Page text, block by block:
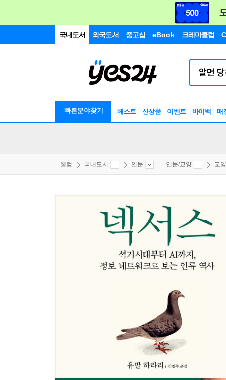
국내도서 외국도서 중고샵 eBook 크레마클럽
빠른분야찾기 베스트 신상품 이벤트 바이백 매
웰컴 국내도서 인문 인문/교양 교